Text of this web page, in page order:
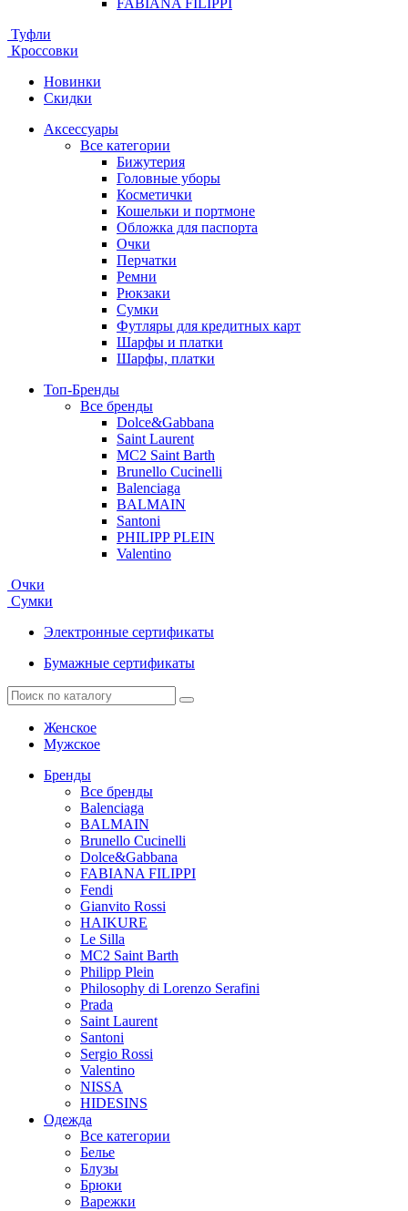
FABIANA FILIPPI
Туфли
Кроссовки
Новинки
Скидки
Аксессуары
Все категории
Бижутерия
Головные уборы
Косметички
Кошельки и портмоне
Обложка для паспорта
Очки
Перчатки
Ремни
Рюкзаки
Сумки
Футляры для кредитных карт
Шарфы и платки
Шарфы, платки
Топ-Бренды
Все бренды
Dolce&Gabbana
Saint Laurent
MC2 Saint Barth
Brunello Cucinelli
Balenciaga
BALMAIN
Santoni
PHILIPP PLEIN
Valentino
Очки
Сумки
Электронные сертификаты
Бумажные сертификаты
Женское
Мужское
Бренды
Все бренды
Balenciaga
BALMAIN
Brunello Cucinelli
Dolce&Gabbana
FABIANA FILIPPI
Fendi
Gianvito Rossi
HAIKURE
Le Silla
MC2 Saint Barth
Philipp Plein
Philosophy di Lorenzo Serafini
Prada
Saint Laurent
Santoni
Sergio Rossi
Valentino
NISSA
HIDESINS
Одежда
Все категории
Белье
Блузы
Брюки
Варежки